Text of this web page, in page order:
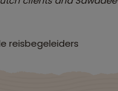
reisbegeleiders